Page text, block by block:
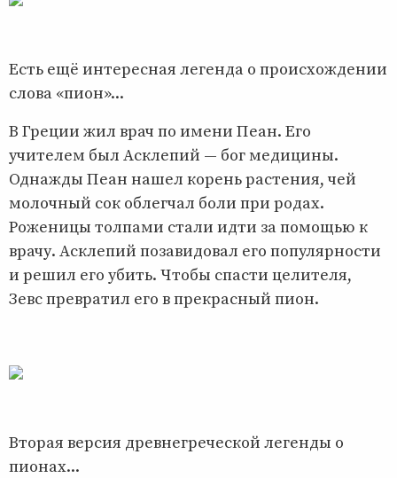
Есть ещё интересная легенда о происхождении
слова «пион»...
В Греции жил врач по имени Пеан. Его
учителем был Асклепий — бог медицины.
Однажды Пеан нашел корень растения, чей
молочный сок облегчал боли при родах.
Роженицы толпами стали идти за помощью к
врачу. Асклепий позавидовал его популярности
и решил его убить. Чтобы спасти целителя,
Зевс превратил его в прекрасный пион.
Вторая версия древнегреческой легенды о
пионах...